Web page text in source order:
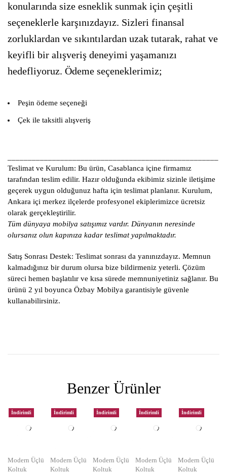
konularında size esneklik sunmak için çeşitli
seçeneklerle karşınızdayız. Sizleri finansal
zorluklardan ve sıkıntılardan uzak tutarak, rahat ve
keyifli bir alışveriş deneyimi yaşamanızı
hedefliyoruz. Ödeme seçeneklerimiz;
Peşin ödeme seçeneği
Çek ile taksitli alışveriş
Teslimat ve Kurulum: Bu ürün, Casablanca içine firmamız
tarafından teslim edilir. Hazır olduğunda ekibimiz sizinle iletişime
geçerek uygun olduğunuz hafta için teslimat planlanır. Kurulum,
Ankara içi merkez ilçelerde profesyonel ekiplerimizce ücretsiz
olarak gerçekleştirilir.
Tüm dünyaya mobilya satışımız vardır. Dünyanın neresinde
olursanız olun kapınıza kadar teslimat yapılmaktadır.
Satış Sonrası Destek: Teslimat sonrası da yanınızdayız. Memnun
kalmadığınız bir durum olursa bize bildirmeniz yeterli. Çözüm
süreci hemen başlatılır ve kısa sürede memnuniyetiniz sağlanır. Bu
ürünü 2 yıl boyunca Özbay Mobilya garantisiyle güvenle
kullanabilirsiniz.
Benzer Ürünler
İndirimli
Modern Üçlü
Koltuk
İndirimli
Modern Üçlü
Koltuk
İndirimli
Modern Üçlü
Koltuk
İndirimli
Modern Üçlü
Koltuk
İndirimli
Modern Üçlü
Koltuk